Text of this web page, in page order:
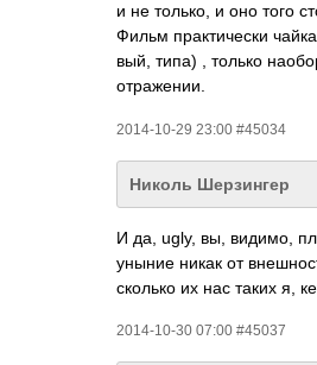
и не только, и оно того
Фильм практически
вый, типа) , только
отражении.
2014-10-29 23:00 #45034
Николь Шерзингер
И да, ugly, вы, видимо,
уныние никак от
сколько их нас таких я,
2014-10-30 07:00 #45037